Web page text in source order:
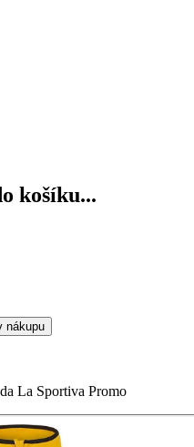
košíku...
nákupu
La Sportiva Promo